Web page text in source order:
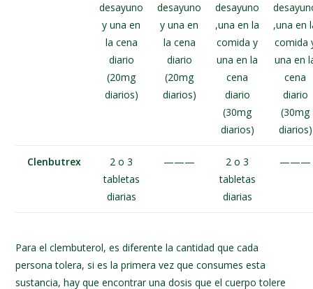
desayuno
y una en
la cena
diario
(20mg
diarios)
desayuno
y una en
la cena
diario
(20mg
diarios)
desayuno
,una en la
comida y
una en la
cena
diario
(30mg
diarios)
,una en
comida
una en
cena
diario
(30mg
diarios)
Clenbutrex
2 o 3
tabletas
diarias
———
2 o 3
tabletas
diarias
———
Para el clembuterol, es diferente la cantidad que cada
persona tolera, si es la primera vez que consumes esta
sustancia, hay que encontrar una dosis que el cuerpo tolere